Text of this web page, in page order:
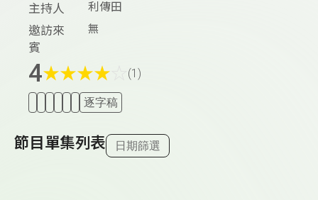
主持人 利傳田
邀訪來
賓
無
4★★★★ (1)
逐字稿
節目單集列表 日期篩選